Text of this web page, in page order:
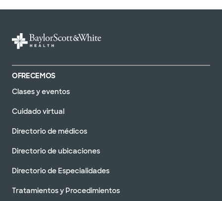
OFRECEMOS
Clases y eventos
Cuidado virtual
Directorio de médicos
Directorio de ubicaciones
Directorio de Especialidades
Tratamientos y Procedimientos